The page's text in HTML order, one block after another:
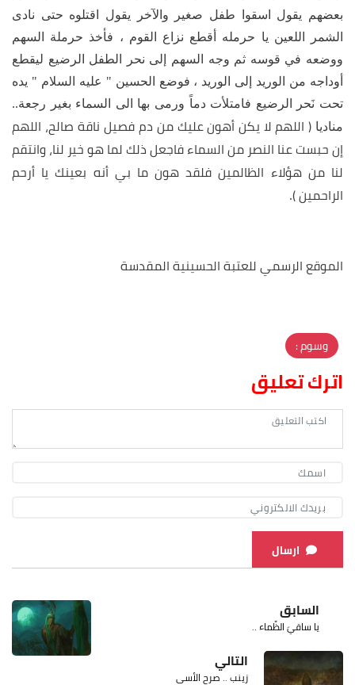
بعضهم يقول اسقوا طفل صغير والآخر يقول اقتلوه حتى نادى
الشمر اللعين يا حرمله أقطع نزاع القوم ، فأخذ حرملة السهم
ووضعه في قوسه ثم وجه السهم إلى نحر الطفل الرضيع ليقطع
أوداجه من الوريد إلى الوريد ، فوضع الحسين " عليه السلام " يده
تحت نَحر الرضيع فامتلأت دماً ورمى بها الى السماء بغير رجعة..
مناديا ( اللهم لا يكن أهون عليك من دم فصيل ناقة صالح، اللهم
إن حبست عنا النصر من السماء فاجعل ذلك لما هو خير لنا، وانتقم
لنا من هؤلاء الظالمين فلقد هون ما بي أنه بعينك يا أرحم
الراحمين ).
الموقع الرسمي للعتبة الحسينية المقدسة
وسوم :
اترك تعليق
ارسال
السابق
يا ساقيَ الظِّماء ..
التالي
زينب .. صرح الأسى